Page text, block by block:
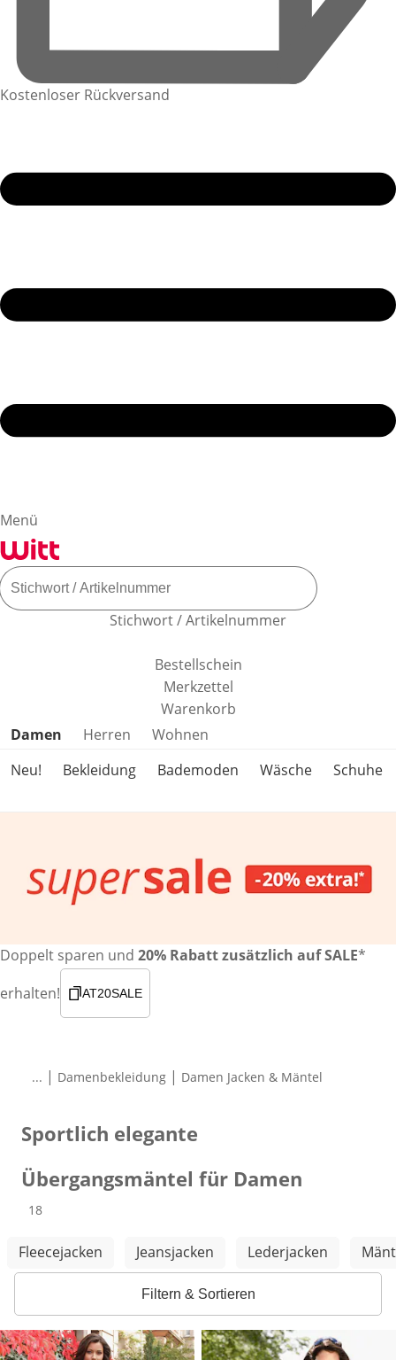
Kostenloser Rückversand
Menü
Stichwort / Artikelnummer
Bestellschein
Merkzettel
Warenkorb
Produktkategorien überspringen
Damen Herren
Wohnen
Neu!
Bekleidung Bademoden Wäsche Schuhe
Doppelt sparen und 20% Rabatt zusätzlich auf SALE*
erhalten!
AT20SALE
... | Damenbekleidung | Damen Jacken & Mäntel
Sportlich elegante
Übergangsmäntel für Damen
Produkte
18
Weitere Kategorien überspringen
Fleecejacken Jeansjacken Lederjacken
Filtern & Sortieren